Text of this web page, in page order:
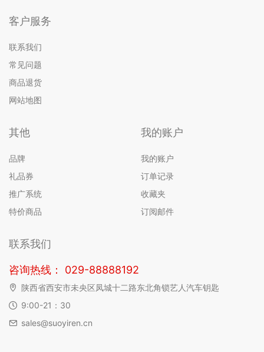
客户服务
联系我们
常见问题
商品退货
网站地图
其他
品牌
礼品券
推广系统
特价商品
我的账户
我的账户
订单记录
收藏夹
订阅邮件
联系我们
咨询热线： 029-88888192
陕西省西安市未央区凤城十二路东北角锁艺人汽车钥匙
9:00-21：30
sales@suoyiren.cn